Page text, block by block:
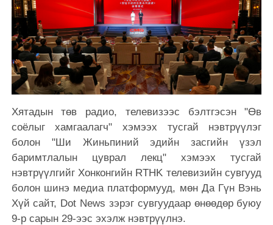
Хятадын төв радио, телевизээс бэлтгэсэн "Өв
соёлыг хамгаалагч" хэмээх тусгай нэвтрүүлэг
болон "Ши Жиньпиний эдийн засгийн үзэл
баримтлалын цуврал лекц" хэмээх тусгай
нэвтрүүлгийг Хонконгийн RTHK телевизийн сувгууд
болон шинэ медиа платформууд, мөн Да Гүн Вэнь
Хүй сайт, Dot News зэрэг сувгуудаар өнөөдөр буюу
9-р сарын 29-ээс эхэлж нэвтрүүлнэ.